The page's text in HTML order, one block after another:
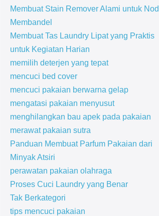
Membuat Stain Remover Alami untuk
Membandel
Membuat Tas Laundry Lipat yang Praktis
untuk Kegiatan Harian
memilih deterjen yang tepat
mencuci bed cover
mencuci pakaian berwarna gelap
mengatasi pakaian menyusut
menghilangkan bau apek pada pakaian
merawat pakaian sutra
Panduan Membuat Parfum Pakaian dari
Minyak Atsiri
perawatan pakaian olahraga
Proses Cuci Laundry yang Benar
Tak Berkategori
tips mencuci pakaian